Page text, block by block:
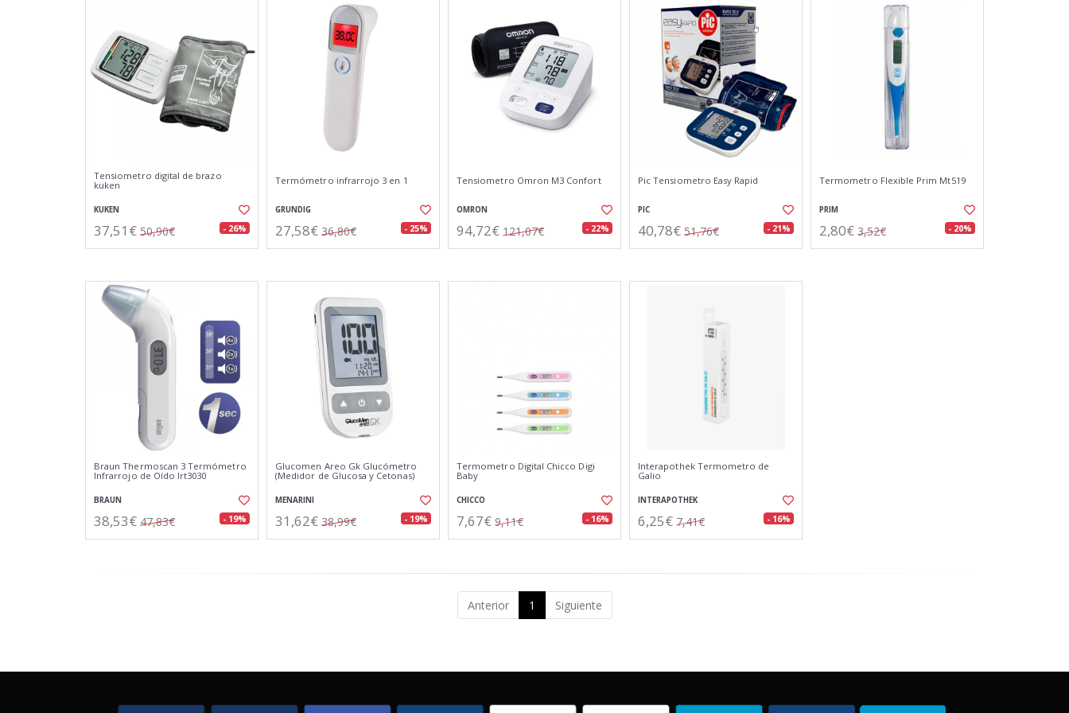
Tensiometro digital de brazo
kuken
KUKEN
37,51€ 50,90€ - 26%
Termómetro infrarrojo 3 en 1
GRUNDIG
27,58€ 36,80€ - 25%
Tensiometro Omron M3 Confort
OMRON
94,72€ 121,07€ - 22%
Pic Tensiometro Easy Rapid
PIC
40,78€ 51,76€ - 21%
Termometro Flexible Prim Mt519
PRIM
2,80€ 3,52€ - 20%
Braun Thermoscan 3 Termómetro
Infrarrojo de Oído Irt3030
BRAUN
38,53€ 47,83€ - 19%
Glucomen Areo Gk Glucómetro
(Medidor de Glucosa y Cetonas)
MENARINI
31,62€ 38,99€ - 19%
Termometro Digital Chicco Digi
Baby
CHICCO
7,67€ 9,11€ - 16%
Interapothek Termometro de
Galio
INTERAPOTHEK
6,25€ 7,41€ - 16%
Anterior 1 Siguiente